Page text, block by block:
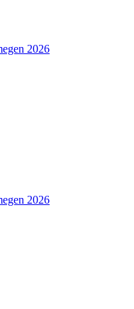
2026
2026